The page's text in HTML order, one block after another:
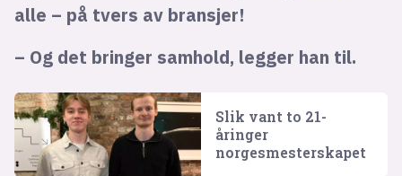
alle – på tvers av bransjer!
– Og det bringer samhold, legger han til.
Slik vant to 21-
åringer
norgesmesterskapet